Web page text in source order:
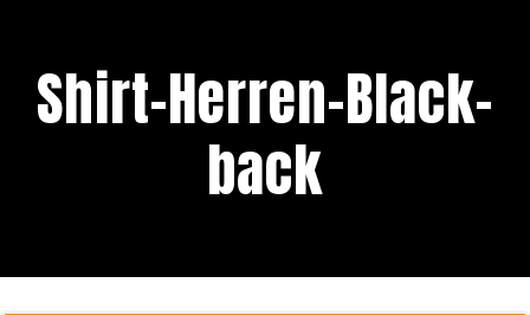
Shirt-Herren-Black-
back